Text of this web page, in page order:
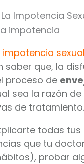
Impotencia
sexual
saber que, la
proceso de
sea la razón
de tratamiento.
todas
que tu
probar